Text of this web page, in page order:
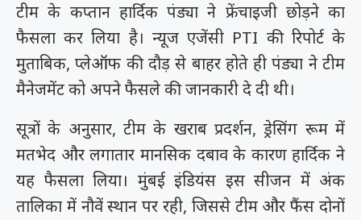
टीम के कप्तान हार्दिक पंड्या ने फ्रेंचाइजी छोड़ने का
फैसला कर लिया है। न्यूज एजेंसी PTI की रिपोर्ट के
मुताबिक, प्लेऑफ की दौड़ से बाहर होते ही पंड्या ने टीम
मैनेजमेंट को अपने फैसले की जानकारी दे दी थी।
सूत्रों के अनुसार, टीम के खराब प्रदर्शन, ड्रेसिंग रूम में
मतभेद और लगातार मानसिक दबाव के कारण हार्दिक ने
यह फैसला लिया। मुंबई इंडियंस इस सीजन में अंक
तालिका में नौवें स्थान पर रही, जिससे टीम और फैंस दोनों